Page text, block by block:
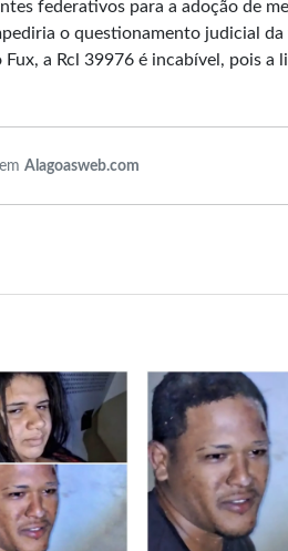
federativos para a adoção de
o questionamento judicial
a Rcl 39976 é incabível, pois a
Alagoasweb.com